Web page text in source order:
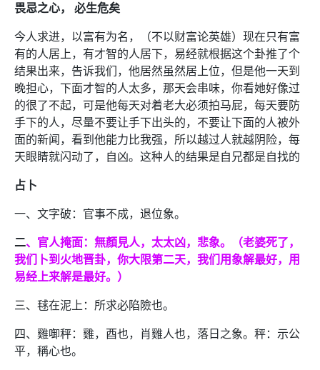
畏忌之心， 必生危矣
今人求进，以富有为名，（不以财富论英雄）现在只有富
有的人居上，有才智的人居下，易经就根据这个卦推了个
结果出来，告诉我们，他居然虽然居上位，但是他一天到
晚担心，下面才智的人太多，那天会串味，你看她好像过
的很了不起，可是他每天对着老大必须拍马屁，每天要防
手下的人，尽量不要让手下出头的，不要让下面的人被外
面的新闻，看到他能力比我强，所以越过人就越阴险，每
天眼睛就闪动了，自凶。这种人的结果是自兄都是自找的
占卜
一、文字破：官事不成，退位象。
二、官人掩面：無顏見人，太太凶，悲象。（老婆死了，
我们卜到火地晋卦，你大限第二天，我们用象解最好，用
易经上来解是最好。）
三、毬在泥上：所求必陷險也。
四、雞啣秤：雞，酉也，肖雞人也，落日之象。秤：示公
平，稱心也。